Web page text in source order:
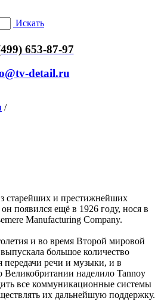
Искать
653-87-97
detail.ru
/
старейших и престижнейших
появился ещё в 1926 году, нося в
Manufacturing Company.
и во время Второй мировой
большое количество
передачи речи и музыки, и в
Великобритании наделило Tannoy
все коммуникационные системы
их дальнейшую поддержку.